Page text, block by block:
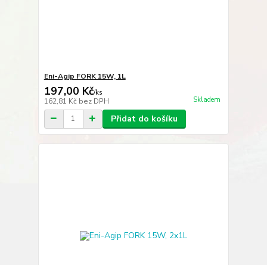
Eni-Agip FORK 15W, 1L
197,00 Kč/ks
162,81 Kč bez DPH Skladem
Přidat do košíku